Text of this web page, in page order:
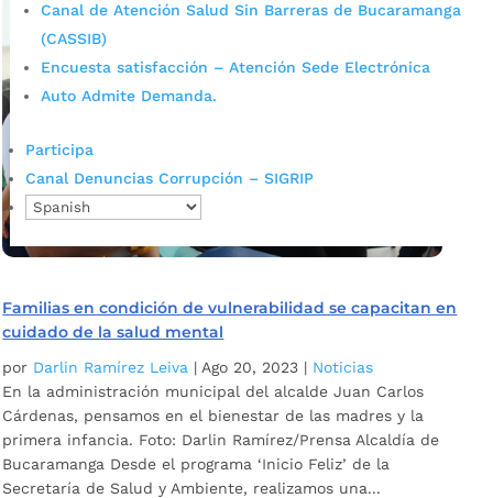
Canal de Atención Salud Sin Barreras de Bucaramanga
(CASSIB)
Encuesta satisfacción – Atención Sede Electrónica
Auto Admite Demanda.
Participa
Canal Denuncias Corrupción – SIGRIP
Familias en condición de vulnerabilidad se capacitan en
cuidado de la salud mental
por Darlin Ramírez Leiva | Ago 20, 2023 | Noticias
En la administración municipal del alcalde Juan Carlos
Cárdenas, pensamos en el bienestar de las madres y la
primera infancia. Foto: Darlin Ramírez/Prensa Alcaldía de
Bucaramanga Desde el programa ‘Inicio Feliz’ de la
Secretaría de Salud y Ambiente, realizamos una...